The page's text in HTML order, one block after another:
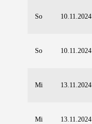
So 10.11.2024
So 10.11.2024
Mi 13.11.2024
Mi 13.11.2024